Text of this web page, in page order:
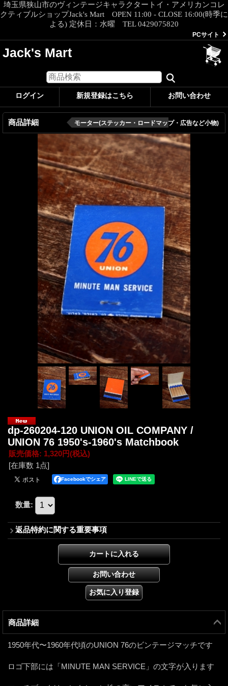
埼玉県狭山市のヴィンテージキャラクタートイ・アメリカンコレ
クティブルショップJack's Mart OPEN 11:00 - CLOSE 16:00(時季に
よる) 定休日：水曜 TEL 0429075820
PCサイト
Jack's Mart
ログイン 新規登録はこちら お問い合わせ
商品詳細 モーター(ステッカー・ロードマップ・広告など小物)
dp-260204-120 UNION OIL COMPANY /
UNION 76 1950's-1960's Matchbook
販売価格: 1,320円(税込)
[在庫数 1点]
Facebookでシェア
数量:
返品特約に関する重要事項
商品詳細
1950年代〜1960年代頃のUNION 76のビンテージマッチです
ロゴ下部には「MINUTE MAN SERVICE」の文字が入ります